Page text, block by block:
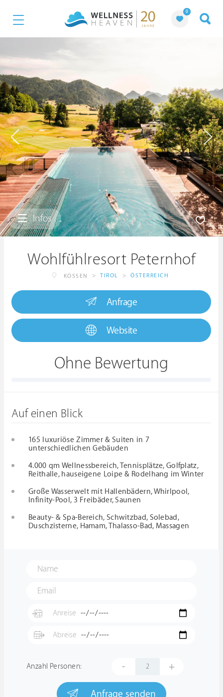
0
Infos
Wohlfühlresort Peternhof
KÖSSEN > TIROL > ÖSTERREICH
Anfrage
Website
Ohne Bewertung
Auf einen Blick
165 luxuriöse Zimmer & Suiten in 7
unterschiedlichen Gebäuden
4.000 qm Wellnessbereich, Tennisplätze, Golfplatz,
Reithalle, hauseigene Loipe & Rodelhang im Winter
Große Wasserwelt mit Hallenbädern, Whirlpool,
Infinity-Pool, 3 Freibäder, Saunen
Beauty- & Spa-Bereich, Schwitzbad, Solebad,
Duschzisterne, Hamam, Thalasso-Bad, Massagen
Anzahl Personen: - +
Anfrage senden